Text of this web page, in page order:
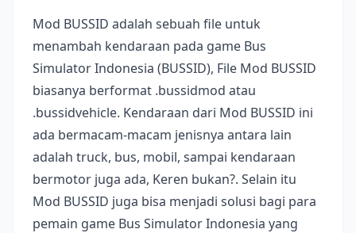
Mod BUSSID adalah sebuah file untuk
menambah kendaraan pada game Bus
Simulator Indonesia (BUSSID), File Mod BUSSID
biasanya berformat .bussidmod atau
.bussidvehicle. Kendaraan dari Mod BUSSID ini
ada bermacam-macam jenisnya antara lain
adalah truck, bus, mobil, sampai kendaraan
bermotor juga ada, Keren bukan?. Selain itu
Mod BUSSID juga bisa menjadi solusi bagi para
pemain game Bus Simulator Indonesia yang